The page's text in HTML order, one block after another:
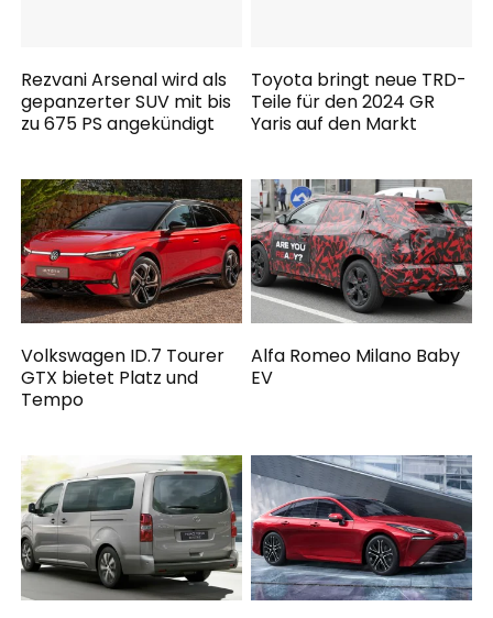
Rezvani Arsenal wird als
gepanzerter SUV mit bis
zu 675 PS angekündigt
Toyota bringt neue TRD-
Teile für den 2024 GR
Yaris auf den Markt
Volkswagen ID.7 Tourer
GTX bietet Platz und
Tempo
Alfa Romeo Milano Baby
EV